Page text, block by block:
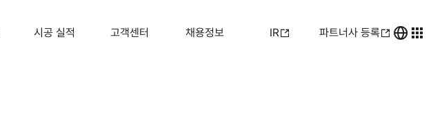
시공 실적 고객센터 채용정보 IR 파트너사 등록